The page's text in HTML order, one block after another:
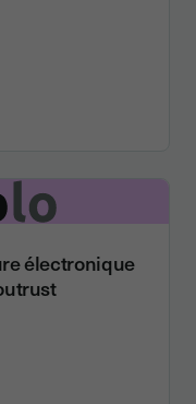
électronique